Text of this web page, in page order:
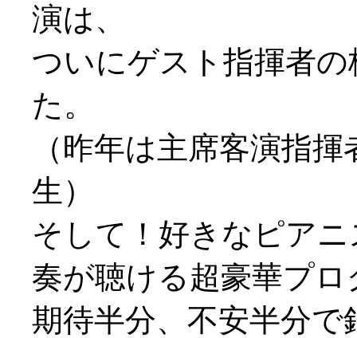
演は、
ついにゲスト指揮者
た。
（昨年は主席客演指
生）
そして！好きなピア
奏が聴ける超豪華プロ
期待半分、不安半分